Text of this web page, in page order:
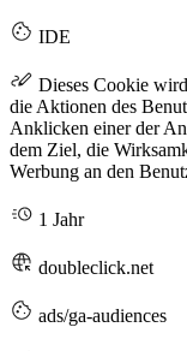
IDE
Dieses Cookie
die Aktionen des
Anklicken einer der
dem Ziel, die
Werbung an den
1 Jahr
doubleclick.net
ads/ga-audiences